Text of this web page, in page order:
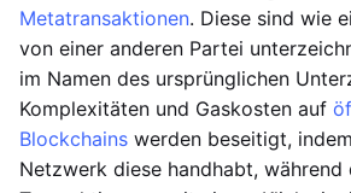
Metatransaktionen. Diese sind wie
von einer anderen Partei
im Namen des ursprünglichen
Komplexitäten und Gaskosten auf
Blockchains werden beseitigt,
Netzwerk diese handhabt,